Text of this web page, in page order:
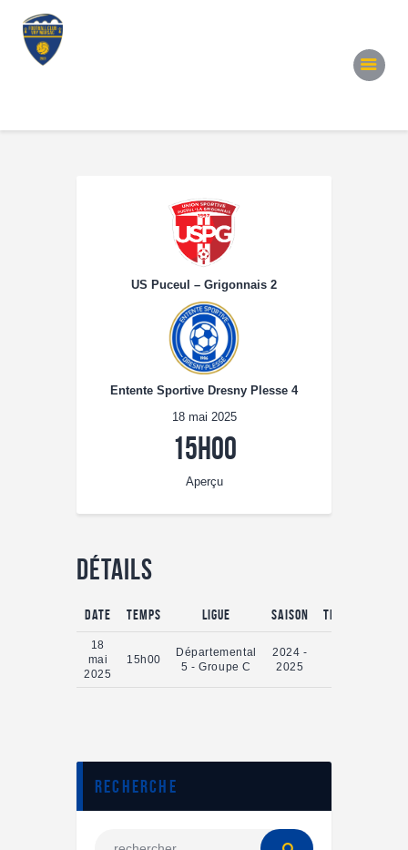
US Puceul – Grigonnais 2
Entente Sportive Dresny Plesse 4
18 mai 2025
15h00
Aperçu
Détails
Date Temps Ligue Saison Temps plein
18
mai
2025
15h00
Départemental
5 - Groupe C
2024 -
2025
Recherche